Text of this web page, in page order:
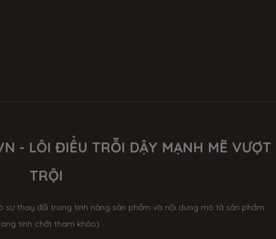
- LÔI ĐIỂU TRỖI DẬY MẠNH MẼ VƯỢT
TRỘI
thay đổi trong tính năng sản phẩm và nội dung mô tả sản phẩm
tính chất tham khảo)